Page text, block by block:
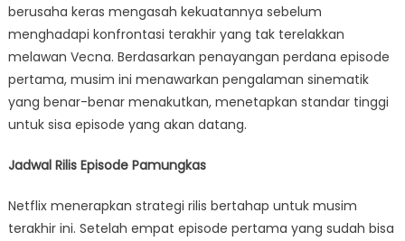
berusaha keras mengasah kekuatannya sebelum
menghadapi konfrontasi terakhir yang tak terelakkan
melawan Vecna. Berdasarkan penayangan perdana episode
pertama, musim ini menawarkan pengalaman sinematik
yang benar-benar menakutkan, menetapkan standar tinggi
untuk sisa episode yang akan datang.
Jadwal Rilis Episode Pamungkas
Netflix menerapkan strategi rilis bertahap untuk musim
terakhir ini. Setelah empat episode pertama yang sudah bisa